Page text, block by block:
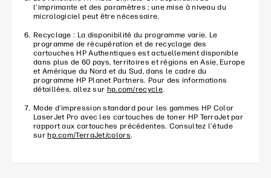
l’imprimante et des paramètres ; une mise à niveau du
micrologiciel peut être nécessaire.
Recyclage : La disponibilité du programme varie. Le
programme de récupération et de recyclage des
cartouches HP Authentiques est actuellement disponible
dans plus de 60 pays, territoires et régions en Asie, Europe
et Amérique du Nord et du Sud, dans le cadre du
programme HP Planet Partners. Pour des informations
détaillées, allez sur hp.com/recycle.
Mode d’impression standard pour les gammes HP Color
LaserJet Pro avec les cartouches de toner HP TerraJet par
rapport aux cartouches précédentes. Consultez l’étude
surhp.com/TerraJet/colors.